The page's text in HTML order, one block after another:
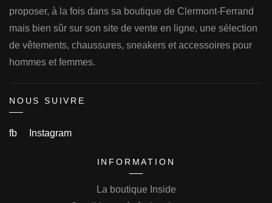
proposer, à la fois dans sa boutique de Clermont-Ferrand
mais bien sûr sur son site de vente en ligne, une sélection
de vêtements, chaussures, sneakers et accessoires pour
hommes et femmes.
NOUS SUIVRE
fb Instagram
INFORMATION
La boutique Inside